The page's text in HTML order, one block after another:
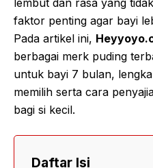
lembut dan rasa yang
faktor penting agar bayi
Pada artikel ini,
berbagai merk puding
untuk bayi 7 bulan,
memilih serta cara
bagi si kecil.
Daftar Isi